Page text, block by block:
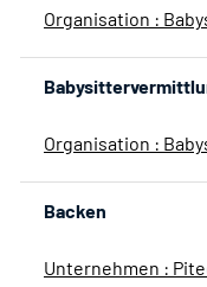
Organisation :
Organisation :
Backen
Unternehmen :